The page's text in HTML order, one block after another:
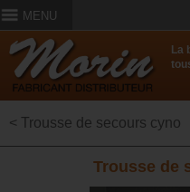
MENU
La
< Trousse de secours cyno
Trousse de